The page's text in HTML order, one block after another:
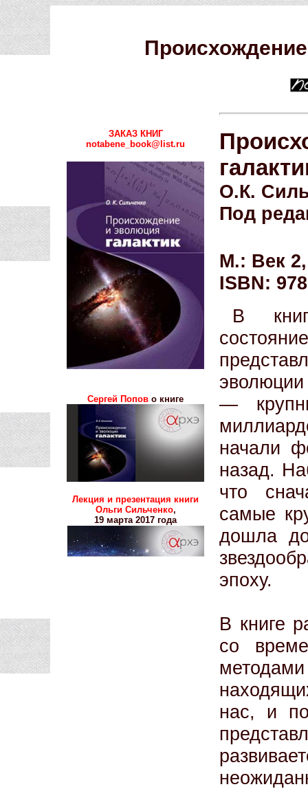
ЗАКАЗ КНИГ
notabene_book@list.ru
Сергей Попов о книге
Лекция и презентация книги
Ольги Сильченко,
19 марта 2017 года
О.К.
Под
М.: Век
ISBN:
В
эволюции
—
начали
назад.
что
самые
дошла
эпоху.
В книге
со
нас, и